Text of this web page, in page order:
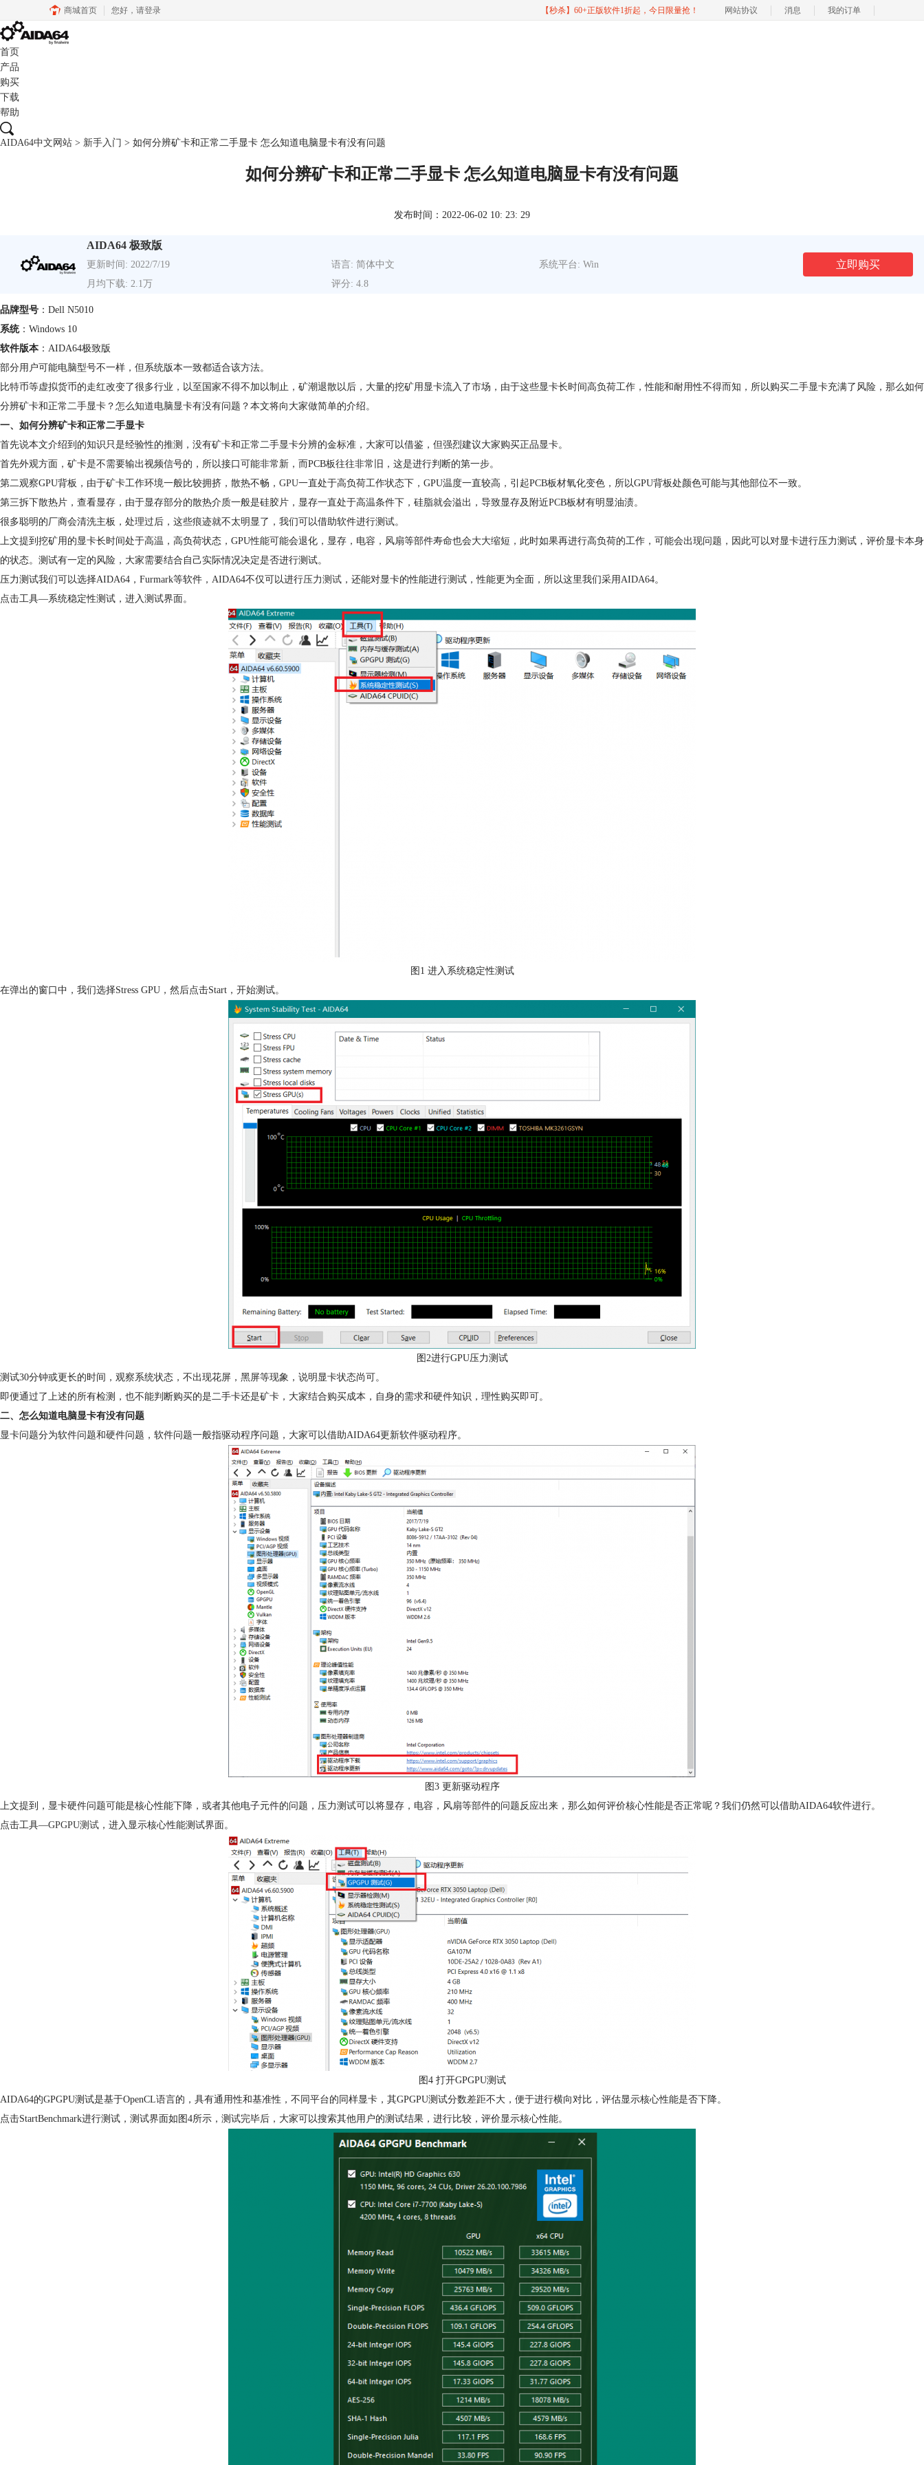
商城首页 您好， 请登录 【秒杀】60+正版软件1折起，今日限量抢！ 网站协议 消息 我的订单
首页
产品
购买
下载
帮助
AIDA64中文网站 > 新手入门 > 如何分辨矿卡和正常二手显卡 怎么知道电脑显卡有没有问题
如何分辨矿卡和正常二手显卡 怎么知道电脑显卡有没有问题
发布时间：2022-06-02 10: 23: 29
AIDA64 极致版
更新时间: 2022/7/19 语言: 简体中文
系统平台: Win
月均下载: 2.1万
评分: 4.8
立即购买
品牌型号 ：Dell N5010
系统：Windows 10
软件版本 ：AIDA64极致版
部分用户可能电脑型号不一样，但系统版本一致都适合该方法。
比特币等虚拟货币的走红改变了很多行业，以至国家不得不加以制止，矿潮退散以后，大量的挖矿用显卡流入了市场，由于这些显卡长时间高负荷工作，性能和耐用性不得而知，所以购买二手显卡充满了风险，那么如何
分辨矿卡和正常二手显卡？怎么知道电脑显卡有没有问题？本文将向大家做简单的介绍。
一、如何分辨矿卡和正常二手显卡
首先说本文介绍到的知识只是经验性的推测，没有矿卡和正常二手显卡分辨的金标准，大家可以借鉴，但强烈建议大家购买正品显卡。
首先外观方面，矿卡是不需要输出视频信号的，所以接口可能非常新，而PCB板往往非常旧，这是进行判断的第一步。
第二观察GPU背板，由于矿卡工作环境一般比较拥挤，散热不畅， GPU一直处于高负荷工作状态下，GPU温度一直较高，引起PCB板材氧化变色，所以GPU背板处颜色可能与其他部位不一致。
第三拆下散热片，查看显存，由于显存部分的散热介质一般是硅胶片，显存一直处于高温条件下，硅脂就会溢出，导致显存及附近PCB板材有明显油渍。
很多聪明的厂商会清洗主板，处理过后，这些痕迹就不太明显了，我们可以借助软件进行测试。
上文提到挖矿用的显卡长时间处于高温，高负荷状态，GPU性能可能会退化，显存，电容，风扇等部件寿命也会大大缩短，此时如果再进行高负荷的工作，可能会出现问题，因此可以对显卡进行压力测试，评价显卡本身
的状态。测试有一定的风险，大家需要结合自己实际情况决定是否进行测试。
压力测试我们可以选择AIDA64，Furmark等软件，AIDA64不仅可以进行压力测试 ，还能对显卡的性能进行测试，性能更为全面，所以这里我们采用AIDA64。
点击工具—系统稳定性测试，进入测试界面。
图1 进入系统稳定性测试
在弹出的窗口中，我们选择Stress GPU，然后点击Start，开始测试。
图2进行GPU压力测试
测试30分钟或更长的时间，观察系统状态，不出现花屏，黑屏等现象，说明显卡状态尚可。
即便通过了上述的所有检测，也不能判断购买的是二手卡还是矿卡，大家结合购买成本，自身的需求和硬件知识，理性购买即可。
二、怎么知道电脑显卡有没有问题
显卡问题分为软件问题和硬件问题，软件问题一般指驱动程序问题，大家可以借助AIDA64更新软件驱动程序。
图3 更新驱动程序
上文提到，显卡硬件问题可能是核心性能下降，或者其他电子元件的问题，压力测试可以将显存，电容，风扇等部件的问题反应出来，那么如何评价核心性能是否正常呢？我们仍然可以借助AIDA64软件进行。
点击工具—GPGPU测试 ，进入显示核心性能测试界面。
图4 打开GPGPU测试
AIDA64的GPGPU测试是基于OpenCL语言的，具有通用性和基准性，不同平台的同样显卡，其GPGPU测试分数差距不大，便于进行横向对比，评估显示核心性能是否下降。
点击StartBenchmark进行测试，测试界面如图4所示，测试完毕后，大家可以搜索其他用户的测试结果，进行比较，评价显示核心性能。